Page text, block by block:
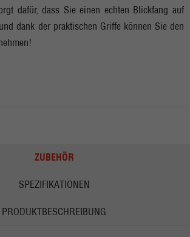
dafür, dass Sie einen echten Blickfang auf
dank der praktischen Griffe können Sie den
ZUBEHÖR
SPEZIFIKATIONEN
PRODUKTBESCHREIBUNG